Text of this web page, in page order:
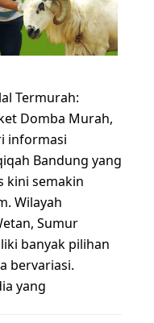
Termurah:
Domba Murah,
informasi
Bandung yang
kini semakin
Wilayah
Sumur
banyak pilihan
bervariasi.
yang